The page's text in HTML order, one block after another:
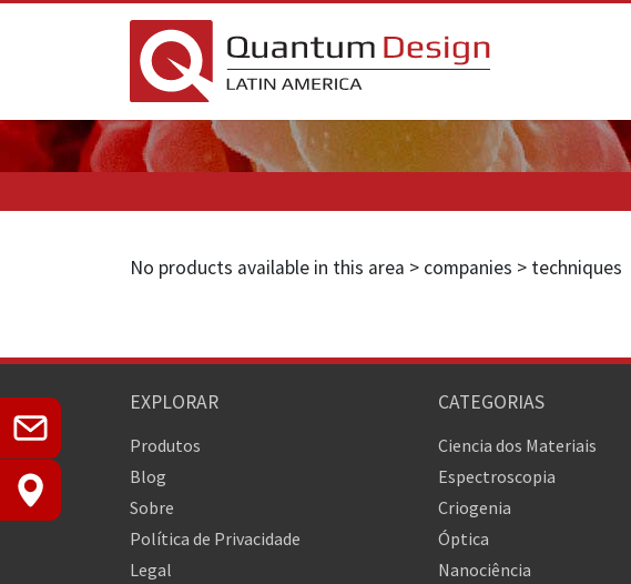
No products available in this area > companies > techniques
EXPLORAR
Produtos
Blog
Sobre
Política de Privacidade
Legal
CATEGORIAS
Ciencia dos Materiais
Espectroscopia
Criogenia
Óptica
Nanociência